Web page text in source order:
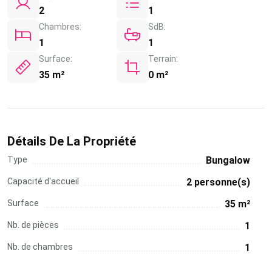
2 1
Chambres:
1
SdB:
1
Surface:
35 m²
Terrain:
0 m²
Détails De La Propriété
Type Bungalow
Capacité d'accueil 2 personne(s)
Surface 35 m²
Nb. de pièces 1
Nb. de chambres 1